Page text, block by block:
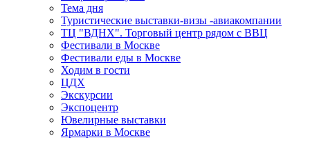
Тема дня
Туристические выставки-визы -авиакомпании
ТЦ "ВДНХ". Торговый центр рядом с ВВЦ
Фестивали в Москве
Фестивали еды в Москве
Ходим в гости
ЦДХ
Экскурсии
Экспоцентр
Ювелирные выставки
Ярмарки в Москве